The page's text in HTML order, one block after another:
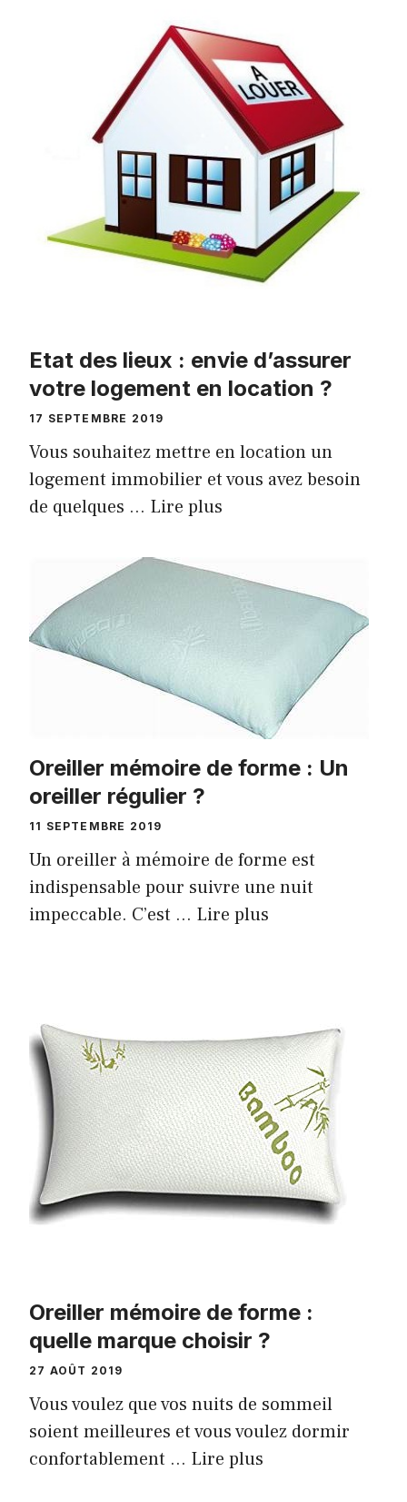
Etat des lieux : envie d’assurer
votre logement en location ?
17 SEPTEMBRE 2019
Vous souhaitez mettre en location un
logement immobilier et vous avez besoin
de quelques … Lire plus
Oreiller mémoire de forme : Un
oreiller régulier ?
11 SEPTEMBRE 2019
Un oreiller à mémoire de forme est
indispensable pour suivre une nuit
impeccable. C’est … Lire plus
Oreiller mémoire de forme :
quelle marque choisir ?
27 AOÛT 2019
Vous voulez que vos nuits de sommeil
soient meilleures et vous voulez dormir
confortablement … Lire plus